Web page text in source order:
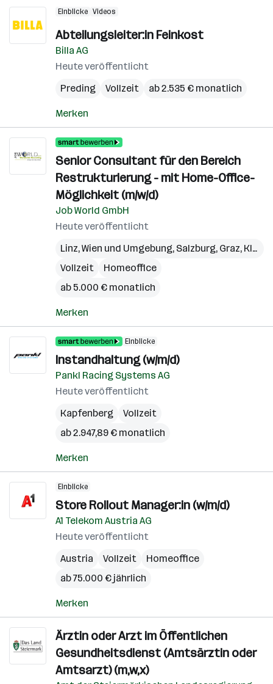
Einblicke Videos
Abteilungsleiter:in Feinkost
Billa AG
Heute veröffentlicht
Preding
Vollzeit ab 2.535 € monatlich
Merken
Senior Consultant für den Bereich
Restrukturierung - mit Home-Office-
Möglichkeit (m/w/d)
Job World GmbH
Heute veröffentlicht
Linz,Wien und Umgebung, Salzburg, Graz, Klagenfurt
Vollzeit
Homeoffice
ab 5.000 € monatlich
Merken
Einblicke
Instandhaltung (w/m/d)
Pankl Racing Systems AG
Heute veröffentlicht
Kapfenberg
Vollzeit
ab 2.947,89 € monatlich
Merken
Einblicke
Store Rollout Manager:in (w/m/d)
A1 Telekom Austria AG
Heute veröffentlicht
Austria
Vollzeit
Homeoffice
ab 75.000 € jährlich
Merken
Ärztin oder Arzt im Öffentlichen
Gesundheitsdienst (Amtsärztin oder
Amtsarzt) (m,w,x)